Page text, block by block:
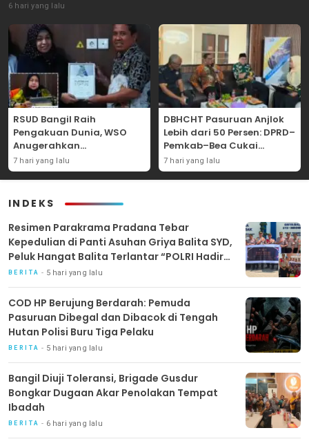
6 hari yang lalu
RSUD Bangil Raih
Pengakuan Dunia, WSO
Anugerahkan
Penghargaan
Internasional untuk
7 hari yang lalu
DBHCHT Pasuruan Anjlok
Lebih dari 50 Persen: DPRD–
Pemkab–Bea Cukai
Perkuat Perang Melawan
Peredaran Rokok Ilegal
7 hari yang lalu
INDEKS
Resimen Parakrama Pradana Tebar
Kepedulian di Panti Asuhan Griya Balita SYD,
Peluk Hangat Balita Terlantar “POLRI Hadir
Dengan Hati”
BERITA 5 hari yang lalu
COD HP Berujung Berdarah: Pemuda
Pasuruan Dibegal dan Dibacok di Tengah
Hutan Polisi Buru Tiga Pelaku
BERITA 5 hari yang lalu
Bangil Diuji Toleransi, Brigade Gusdur
Bongkar Dugaan Akar Penolakan Tempat
Ibadah
BERITA 6 hari yang lalu